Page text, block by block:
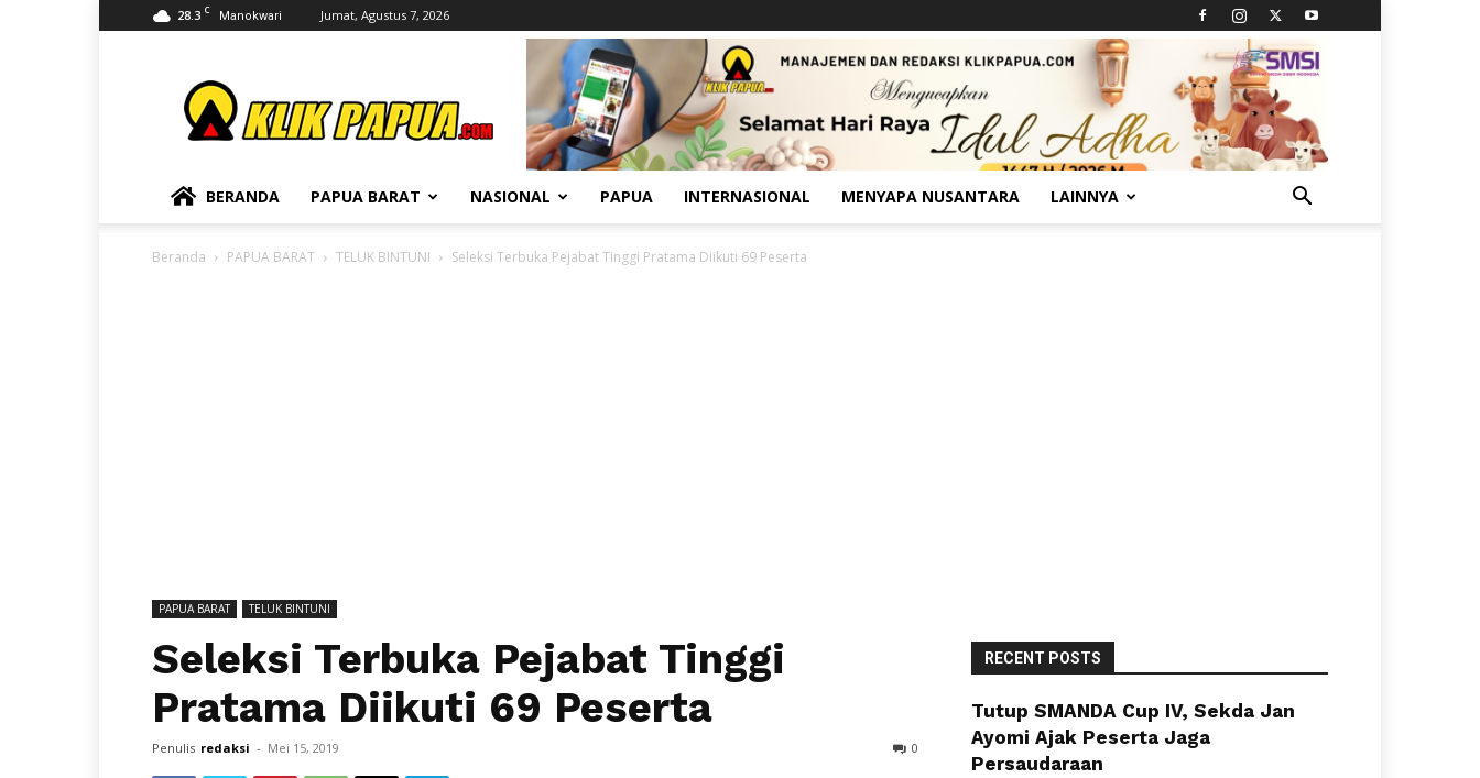
28.3 C Manokwari Jumat, Agustus 7, 2026
BERANDA PAPUA BARAT NASIONAL PAPUA INTERNASIONAL MENYAPA NUSANTARA LAINNYA
Beranda PAPUA BARAT TELUK BINTUNI Seleksi Terbuka Pejabat Tinggi Pratama Diikuti 69 Peserta
PAPUA BARAT TELUK BINTUNI
Seleksi Terbuka Pejabat Tinggi
Pratama Diikuti 69 Peserta
Penulis redaksi - Mei 15, 2019 0
RECENT POSTS
Tutup SMANDA Cup IV, Sekda Jan
Ayomi Ajak Peserta Jaga
Persaudaraan